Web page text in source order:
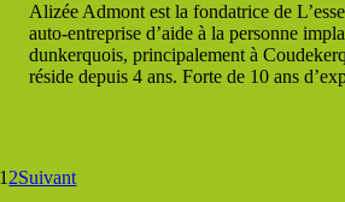
Alizée Admont est la fondatrice de
auto-entreprise d’aide à la personne
dunkerquois, principalement à
réside depuis 4 ans. Forte de 10 ans
1 2Suivant